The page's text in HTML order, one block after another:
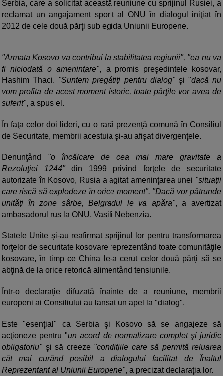
Serbia, care a solicitat această reuniune cu sprijinul Rusiei, a
reclamat un angajament sporit al ONU în dialogul iniţiat în
2012 de cele două părţi sub egida Uniunii Europene.
"Armata Kosovo va contribui la stabilitatea regiunii", "ea nu va
fi niciodată o ameninţare", a promis preşedintele kosovar,
Hashim Thaci. "Suntem pregătiţi pentru dialog"şi "dacă nu
vom profita de acest moment istoric, toate părţile vor avea de
suferit", a spus el.
În faţa celor doi lideri, cu o rară prezenţă comună în Consiliul
de Securitate, membrii acestuia şi-au afişat divergenţele.
Denunţând "o încălcare de cea mai mare gravitate a
Rezoluţiei 1244"din 1999 privind forţele de securitate
autorizate în Kosovo, Rusia a agitat ameninţarea unei "situaţii
care riscă să explodeze în orice moment". "Dacă vor pătrunde
unităţi în zone sârbe, Belgradul le va apăra", a avertizat
ambasadorul rus la ONU, Vasili Nebenzia.
Statele Unite şi-au reafirmat sprijinul lor pentru transformarea
forţelor de securitate kosovare reprezentând toate comunităţile
kosovare, în timp ce China le-a cerut celor două părţi să se
abţină de la orice retorică alimentând tensiunile.
Într-o declaraţie difuzată înainte de a reuniune, membrii
europeni ai Consiliului au lansat un apel la "dialog".
Este "esenţial" ca Serbia şi Kosovo să se angajeze să
acţioneze pentru "un acord de normalizare complet şi juridic
obligatoriu" şi să creeze "condiţiile care să permită reluarea
cât mai curând posibil a dialogului facilitat de Înaltul
Reprezentant al Uniunii Europene", a precizat declaraţia lor.